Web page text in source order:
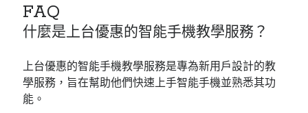
FAQ
什麼是上台優惠的智能手機教學服務？
上台優惠的智能手機教學服務是專為新用戶設計的教
學服務，旨在幫助他們快速上手智能手機並熟悉其功
能。